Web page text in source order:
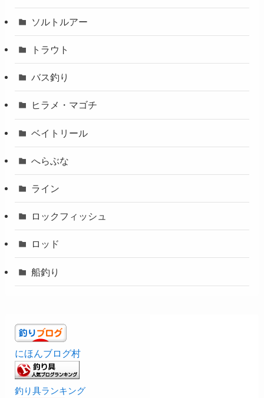
ソルトルアー
トラウト
バス釣り
ヒラメ・マゴチ
ベイトリール
へらぶな
ライン
ロックフィッシュ
ロッド
船釣り
にほんブログ村
釣り具ランキング